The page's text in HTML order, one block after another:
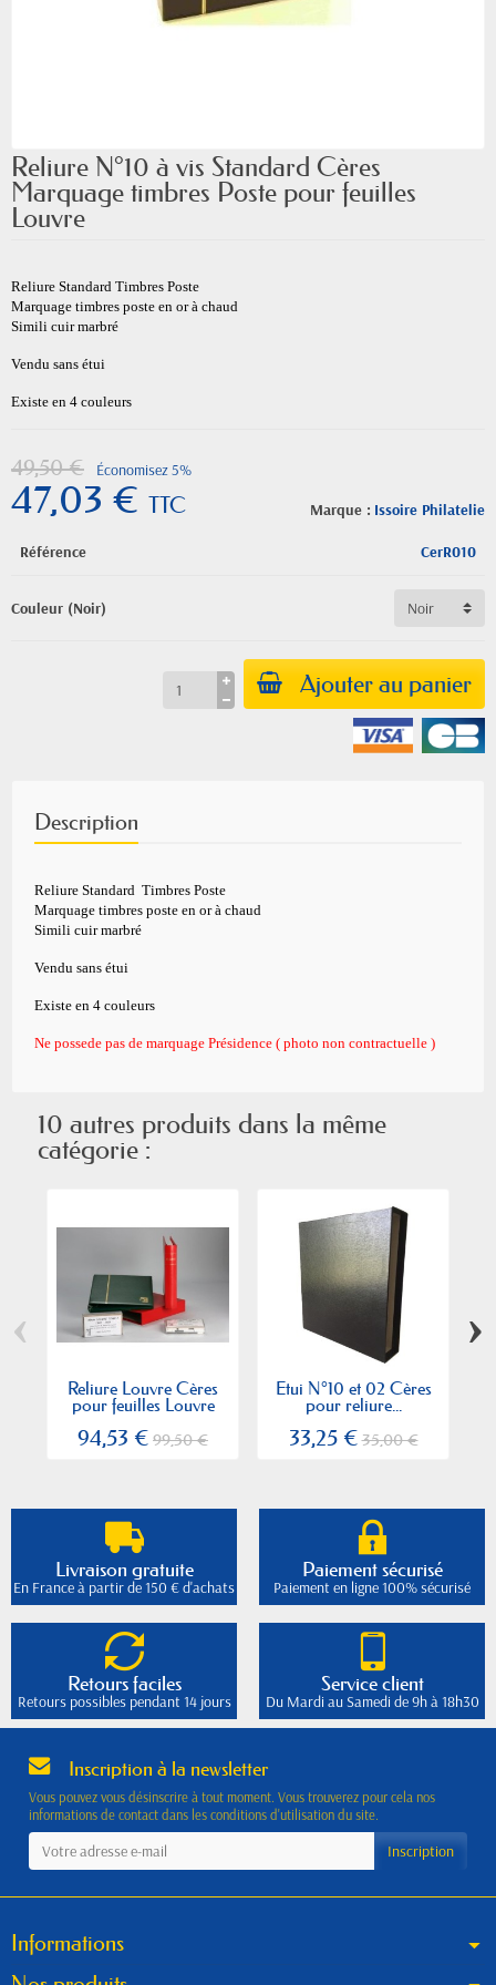
Reliure N°10 à vis Standard Cères
Marquage timbres Poste pour feuilles
Louvre
Reliure Standard Timbres Poste
Marquage timbres poste en or à chaud
Simili cuir marbré
Vendu sans étui
Existe en 4 couleurs
Marque : Issoire Philatelie
49,50 € Économisez 5%
47,03 € TTC
Référence CerR010
Couleur (Noir)
Ajouter au panier
Description
Reliure Standard Timbres Poste
Marquage timbres poste en or à chaud
Simili cuir marbré
Vendu sans étui
Existe en 4 couleurs
Ne possede pas de marquage Présidence ( photo non contractuelle )
10 autres produits dans la même
catégorie :
Reliure Louvre Cères
pour feuilles Louvre
94,53 € 99,50 €
Etui N°10 et 02 Cères
pour reliure...
33,25 €35,00 €
‹ ›
Livraison gratuite
En France à partir de 150 € d'achats
Paiement sécurisé
Paiement en ligne 100% sécurisé
Retours faciles
Retours possibles pendant 14 jours
Service client
Du Mardi au Samedi de 9h à 18h30
Inscription à la newsletter
Vous pouvez vous désinscrire à tout moment. Vous trouverez pour cela nos
informations de contact dans les conditions d'utilisation du site.
Informations